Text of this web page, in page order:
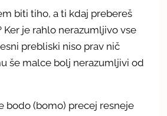
biti tiho, a ti kdaj prebereš
Ker je rahlo nerazumljivo vse
prebliski niso prav nič
še malce bolj nerazumljivi od
bodo (bomo) precej resneje